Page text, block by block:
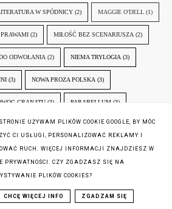
W SPÓDNICY (2) MAGGIE O'DELL (1)
(2) MIŁOŚĆ BEZ SCENARIUSZA (2)
ODWOŁANIA (2) NIEMA TRYLOGIA (3)
(3) NOWA PROZA POLSKA (3)
GRANATU (3) PARABELLUM (3)
(1) PIEKŁO ZA ROGIEM (1)
ODCIENI (3) PLAN AGATY (3)
BABY (3) PRZECZUCIA (2)
UŻYWAM PLIKÓW COOKIE GOOGLE, BY MÓC
CI USŁUGI, PERSONALIZOWAĆ REKLAMY I
RUCH. WIĘCEJ INFORMACJI ZNAJDZIESZ W
PRYWATNOŚCI. CZY ZGADZASZ SIĘ NA
PLIKÓW COOKIES?
CHCĘ WIĘCEJ INFO ZGADZAM SIĘ